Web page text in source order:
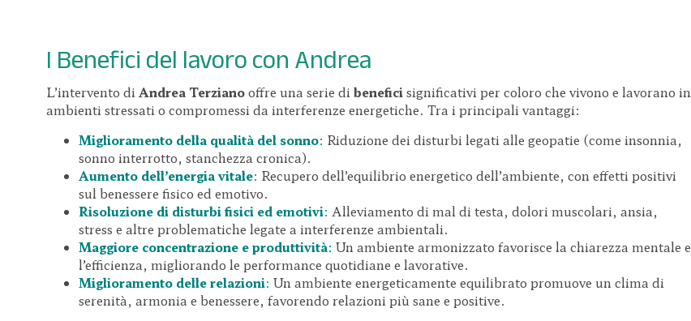
I Benefici del lavoro con Andrea
L’intervento di Andrea Terzianooffre una serie di benefici significativi per coloro che vivono e lavorano in
ambienti stressati o compromessi da interferenze energetiche. Tra i principali vantaggi:
Miglioramento della qualità del sonno: Riduzione dei disturbi legati alle geopatie (come insonnia,
sonno interrotto, stanchezza cronica).
Aumento dell’energia vitale: Recupero dell’equilibrio energetico dell’ambiente, con effetti positivi
sul benessere fisico ed emotivo.
Risoluzione di disturbi fisici ed emotivi: Alleviamento di mal di testa, dolori muscolari, ansia,
stress e altre problematiche legate a interferenze ambientali.
Maggiore concentrazione e produttività: Un ambiente armonizzato favorisce la chiarezza mentale e
l’efficienza, migliorando le performance quotidiane e lavorative.
Miglioramento delle relazioni: Un ambiente energeticamente equilibrato promuove un clima di
serenità, armonia e benessere, favorendo relazioni più sane e positive.